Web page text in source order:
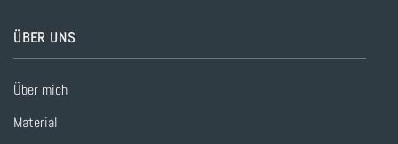
ÜBER UNS
Über mich
Material